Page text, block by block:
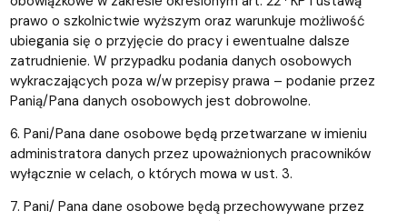
prawo o szkolnictwie wyższym oraz warunkuje możliwość
ubiegania się o przyjęcie do pracy i ewentualne dalsze
zatrudnienie. W przypadku podania danych osobowych
wykraczających poza w/w przepisy prawa – podanie przez
Panią/Pana danych osobowych jest dobrowolne.
6. Pani/Pana dane osobowe będą przetwarzane w imieniu
administratora danych przez upoważnionych pracowników
wyłącznie w celach, o których mowa w ust. 3.
7. Pani/ Pana dane osobowe będą przechowywane przez